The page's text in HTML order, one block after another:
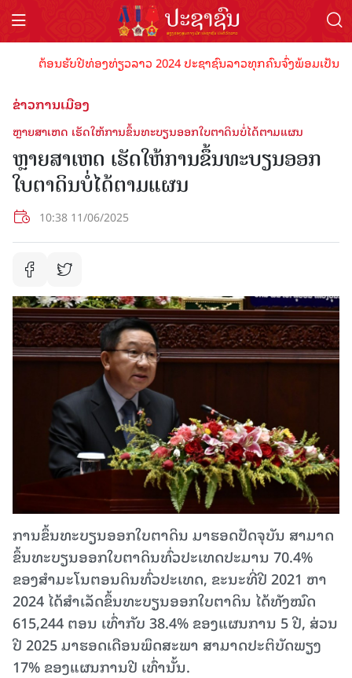
ຕ້ອນຮັບປີທ່ອງທ່ຽວລາວ 2024 ປະຊາຊົນລາວທຸກຄົນຈົ່ງພ້ອມເປັນເຈົ້
ຂ່າວການເມືອງ
ຫຼາຍສາເຫດ ເຮັດໃຫ້ການຂຶ້ນທະບຽນອອກໃບຕາດິນບໍ່ໄດ້ຕາມແຜນ
ຫຼາຍສາເຫດ ເຮັດໃຫ້ການຂຶ້ນທະບຽນອອກ
ໃບຕາດິນບໍ່ໄດ້ຕາມແຜນ
10:38 11/06/2025
ການຂຶ້ນທະບຽນອອກໃບຕາດິນ ມາຮອດປັດຈຸບັນ ສາມາດ
ຂຶ້ນທະບຽນອອກໃບຕາດິນທົ່ວປະເທດປະມານ 70.4%
ຂອງສຳມະໂນຕອນດິນທົ່ວປະເທດ, ຂະນະທີ່ປີ 2021 ຫາ
2024 ໄດ້ສໍາເລັດຂຶ້ນທະບຽນອອກໃບຕາດິນ ໄດ້ທັງໝົດ
615,244 ຕອນ ເທົ່າກັບ 38.4% ຂອງແຜນການ 5 ປີ, ສ່ວນ
ປີ 2025 ມາຮອດເດືອນພຶດສະພາ ສາມາດປະຕິບັດພຽງ
17% ຂອງແຜນການປີ ເທົ່ານັ້ນ.